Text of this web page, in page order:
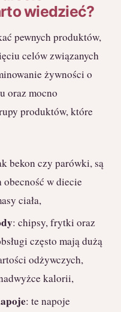
wiedzieć?
pewnych produktów,
celów związanych
żywności o
oraz mocno
produktów, które
bekon czy parówki, są
obecność w diecie
ciała,
: chipsy, frytki oraz
często mają dużą
odżywczych,
kalorii,
: te napoje